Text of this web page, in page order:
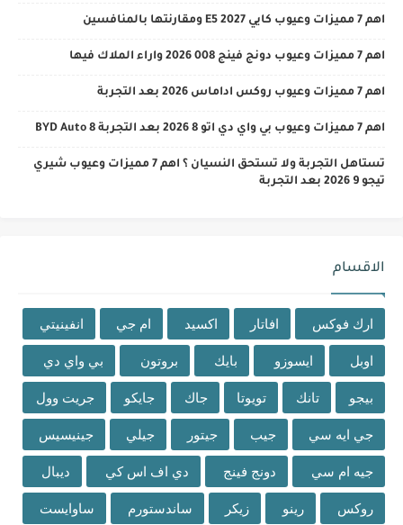
اهم 7 مميزات وعيوب كايي E5 2027 ومقارنتها بالمنافسين
اهم 7 مميزات وعيوب دونج فينج 008 2026 واراء الملاك فيها
اهم 7 مميزات وعيوب روكس اداماس 2026 بعد التجربة
اهم 7 مميزات وعيوب بي واي دي اتو 8 2026 بعد التجربة BYD Auto 8
تستاهل التجربة ولا تستحق النسيان ؟ اهم 7 مميزات وعيوب شيري
تيجو 9 2026 بعد التجربة
الاقسام
ارك فوكس افاتار اكسيد ام جي انفينيتي
اوبل ايسوزو بايك بروتون بي واي دي
بيجو تانك تويوتا جاك جايكو جريت وول
جي ايه سي جيب جيتور جيلي جينيسيس
جيه ام سي دونج فينج دي اف اس كي ديبال
روكس رينو زيكر ساندستورم ساوايست